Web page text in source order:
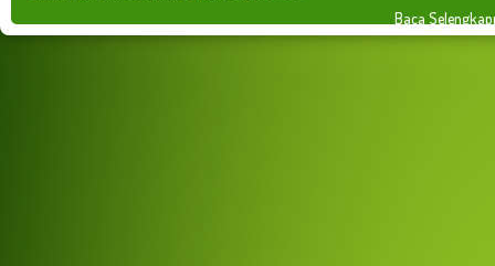
Baca